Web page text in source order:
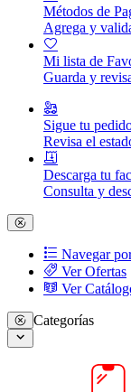
Métodos de
Agrega y
Mi lista de
Guarda y
Sigue tu
Revisa el
Descarga tu
Consulta y
Navegar
Ver Ofertas
Ver
Categorías